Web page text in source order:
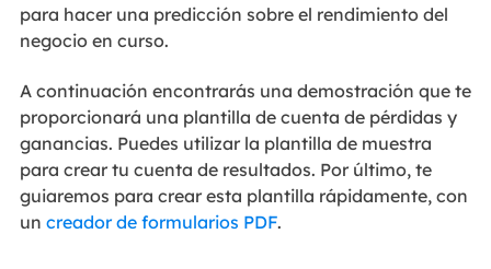
para hacer una predicción sobre el rendimiento del
negocio en curso.
A continuación encontrarás una demostración que te
proporcionará una plantilla de cuenta de pérdidas y
ganancias. Puedes utilizar la plantilla de muestra
para crear tu cuenta de resultados. Por último, te
guiaremos para crear esta plantilla rápidamente, con
un creador de formularios PDF.